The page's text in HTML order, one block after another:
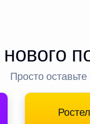
Просто